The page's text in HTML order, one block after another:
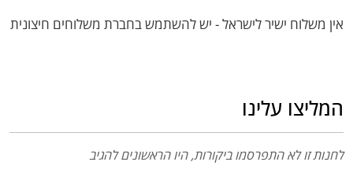
אין משלוח ישיר לישראל - יש להשתמש בחברת משלוחים חיצונית
המליצו עלינו
לחנות זו לא התפרסמו ביקורות, היו הראשונים להגיב